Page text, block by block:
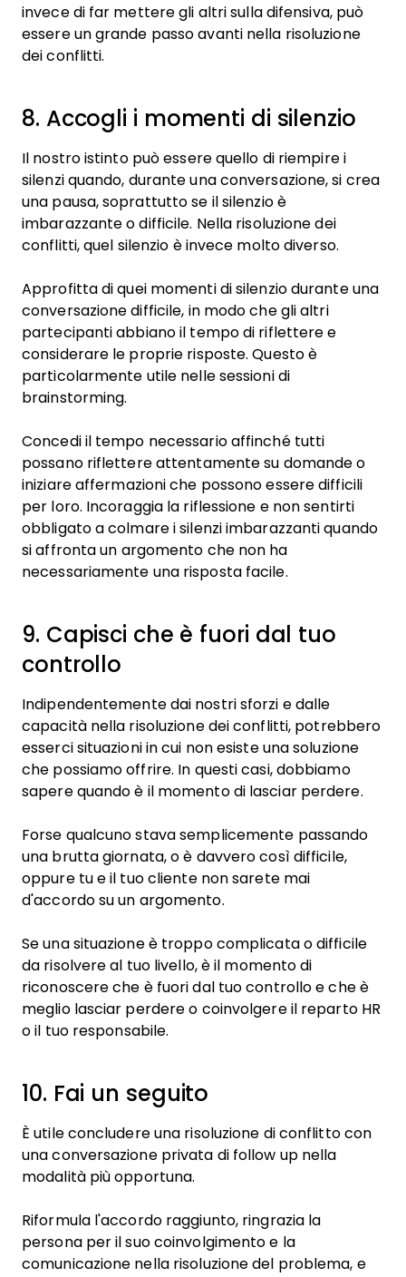
invece di far mettere gli altri sulla difensiva, può
essere un grande passo avanti nella risoluzione
dei conflitti.
8. Accogli i momenti di silenzio
Il nostro istinto può essere quello di riempire i
silenzi quando, durante una conversazione, si crea
una pausa, soprattutto se il silenzio è
imbarazzante o difficile. Nella risoluzione dei
conflitti, quel silenzio è invece molto diverso.
Approfitta di quei momenti di silenzio durante una
conversazione difficile, in modo che gli altri
partecipanti abbiano il tempo di riflettere e
considerare le proprie risposte. Questo è
particolarmente utile nelle sessioni di
brainstorming.
Concedi il tempo necessario affinché tutti
possano riflettere attentamente su domande o
iniziare affermazioni che possono essere difficili
per loro. Incoraggia la riflessione e non sentirti
obbligato a colmare i silenzi imbarazzanti quando
si affronta un argomento che non ha
necessariamente una risposta facile.
9. Capisci che è fuori dal tuo
controllo
Indipendentemente dai nostri sforzi e dalle
capacità nella risoluzione dei conflitti, potrebbero
esserci situazioni in cui non esiste una soluzione
che possiamo offrire. In questi casi, dobbiamo
sapere quando è il momento di lasciar perdere.
Forse qualcuno stava semplicemente passando
una brutta giornata, o è davvero così difficile,
oppure tu e il tuo cliente non sarete mai
d'accordo su un argomento.
Se una situazione è troppo complicata o difficile
da risolvere al tuo livello, è il momento di
riconoscere che è fuori dal tuo controllo e che è
meglio lasciar perdere o coinvolgere il reparto HR
o il tuo responsabile.
10. Fai un seguito
È utile concludere una risoluzione di conflitto con
una conversazione privata di follow up nella
modalità più opportuna.
Riformula l'accordo raggiunto, ringrazia la
persona per il suo coinvolgimento e la
comunicazione nella risoluzione del problema, e